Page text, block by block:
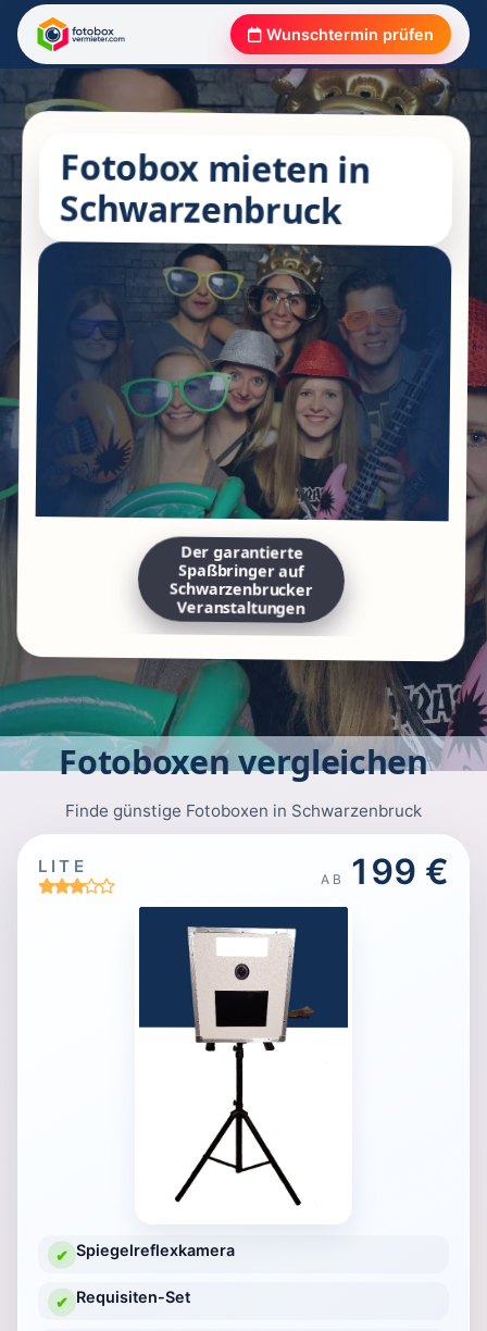
Wunschtermin prüfen
Fotobox mieten in
Schwarzenbruck
Der garantierte
Spaßbringer auf
Schwarzenbrucker
Veranstaltungen
Fotoboxen vergleichen
Finde günstige Fotoboxen in Schwarzenbruck
LITE
AB 199 €
✔ Spiegelreflexkamera
✔ Requisiten-Set